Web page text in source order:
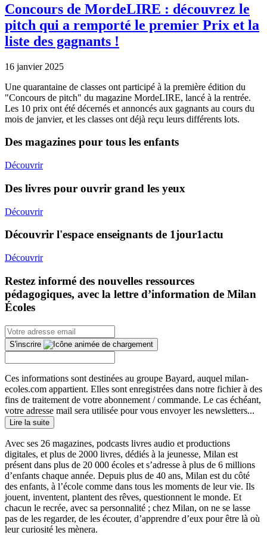
Concours de MordeLIRE : découvrez le
pitch qui a remporté le premier Prix et la
liste des gagnants !
16 janvier 2025
Une quarantaine de classes ont participé à la première édition du
"Concours de pitch" du magazine MordeLIRE, lancé à la rentrée.
Les 10 prix ont été décernés et annoncés aux gagnants au cours du
mois de janvier, et les classes ont déjà reçu leurs différents lots.
Des magazines pour tous les enfants
Découvrir
Des livres pour ouvrir grand les yeux
Découvrir
Découvrir l'espace enseignants de 1jour1actu
Découvrir
Restez informé des nouvelles ressources
pédagogiques, avec la lettre d’information de Milan
Écoles
S'inscrire
Ces informations sont destinées au groupe Bayard, auquel milan-
ecoles.com appartient. Elles sont enregistrées dans notre fichier à des
fins de traitement de votre abonnement / commande. Le cas échéant,
votre adresse mail sera utilisée pour vous envoyer les newsletters...
Lire la suite
Avec ses 26 magazines, podcasts livres audio et productions
digitales, et plus de 2000 livres, dédiés à la jeunesse, Milan est
présent dans plus de 20 000 écoles et s’adresse à plus de 6 millions
d’enfants chaque année. Depuis plus de 40 ans, Milan est du côté
des enfants, à l’école comme dans tous les moments de leur vie. Ils
jouent, inventent, plantent des rêves, questionnent le monde. Et
chacun le recrée, avec sa personnalité ; chez Milan, on ne se lasse
pas de les regarder, de les écouter, d’apprendre d’eux pour être là où
leur curiosité les mènera.